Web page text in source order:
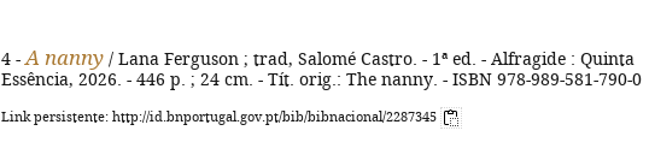
4 - A nanny / Lana Ferguson ; trad, Salomé Castro. - 1ª ed. - Alfragide : Quinta
Essência, 2026. - 446 p. ; 24 cm. - Tít. orig.: The nanny. - ISBN 978-989-581-790-0
Link persistente: http://id.bnportugal.gov.pt/bib/bibnacional/2287345